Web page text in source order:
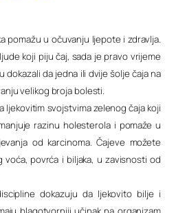
pomažu u očuvanju ljepote i zdravlja.
koji piju čaj, sada je pravo vrijeme
dokazali da jedna ili dvije šolje čaja na
velikog broja bolesti.
ljekovitim svojstvima zelenog čaja koji
razinu holesterola i pomaže u
od karcinoma. Čajeve možete
povrća i biljaka, u zavisnosti od
dokazuju da ljekovito bilje i